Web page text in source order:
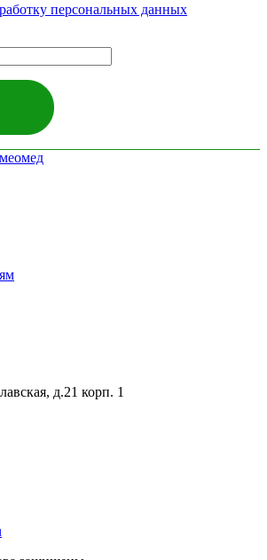
персональных данных
д.21 корп. 1